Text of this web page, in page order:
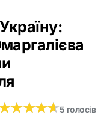
★★★★
★★★★5 голосів